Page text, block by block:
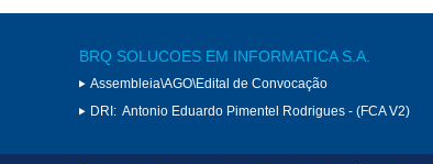
BRQ SOLUCOES EM INFORMATICA S.A.
Assembleia\AGO\Edital de Convocação
DRI: Antonio Eduardo Pimentel Rodrigues - (FCA V2)